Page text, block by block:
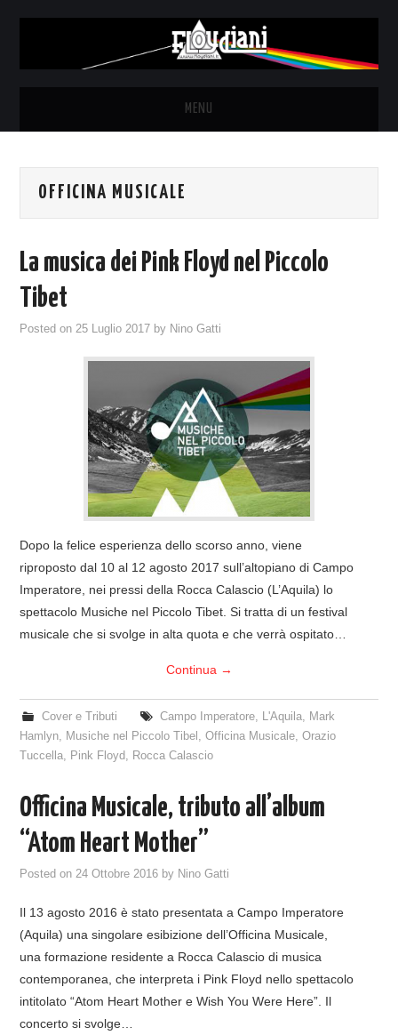
MENU
NEWS
SYD BARRETT – ALLE SOGLIE
DELL’ALBA
COVER & TRIBUTI
DISCOGRAFIA
CONTATTI
POLICY/COOKIES
OFFICINA MUSICALE
La musica dei Pink Floyd nel Piccolo
Tibet
Posted on25 Luglio 2017 by Nino Gatti
Dopo la felice esperienza dello scorso anno, viene
riproposto dal 10 al 12 agosto 2017 sull’altopiano di Campo
Imperatore, nei pressi della Rocca Calascio (L’Aquila) lo
spettacolo Musiche nel Piccolo Tibet. Si tratta di un festival
musicale che si svolge in alta quota e che verrà ospitato…
Continua →
Cover e Tributi Campo Imperatore, L'Aquila, Mark
Hamlyn, Musiche nel Piccolo Tibel ,Officina Musicale,Orazio
Tuccella, Pink Floyd, Rocca Calascio
Officina Musicale, tributo all’album
“Atom Heart Mother”
Posted on24 Ottobre 2016 by Nino Gatti
Il 13 agosto 2016 è stato presentata a Campo Imperatore
(Aquila) una singolare esibizione dell’Officina Musicale,
una formazione residente a Rocca Calascio di musica
contemporanea, che interpreta i Pink Floyd nello spettacolo
intitolato “Atom Heart Mother e Wish You Were Here”. Il
concerto si svolge…